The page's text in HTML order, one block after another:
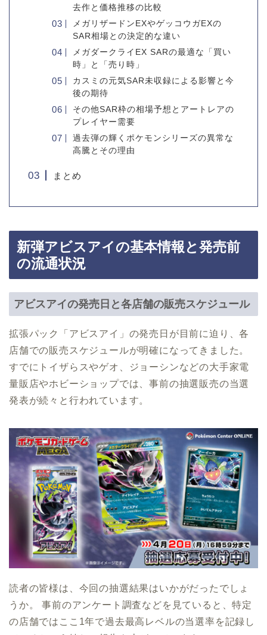
去作と価格推移の比較
メガリザードンEXやゲッコウガEXの
SAR相場との決定的な違い
メガダークライEX SARの最適な「買い
時」と「売り時」
カスミの元気SAR未収録による影響と今
後の期待
その他SAR枠の相場予想とアートレアの
プレイヤー需要
過去弾の輝くポケモンシリーズの異常な
高騰とその理由
まとめ
新弾アビスアイの基本情報と発売前
の流通状況
アビスアイの発売日と各店舗の販売スケジュール
拡張パック「アビスアイ」の発売日が目前に迫り、各
店舗での販売スケジュールが明確になってきました。
すでにトイザらスやゲオ、ジョーシンなどの大手家電
量販店やホビーショップでは、事前の抽選販売の当選
発表が続々と行われています。
読者の皆様は、今回の抽選結果はいかがだったでしょ
うか。 事前のアンケート調査などを見ていると、特定
の店舗ではここ1年で過去最高レベルの当選率を記録し